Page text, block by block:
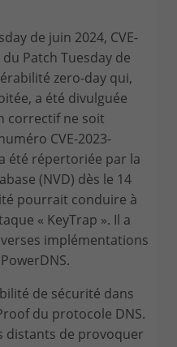
de juin 2024, CVE-
Patch Tuesday de
zero-day qui,
a été divulguée
correctif ne soit
CVE-2023-
été répertoriée par la
(NVD) dès le 14
pourrait conduire à
« KeyTrap ». Il a
implémentations
de sécurité dans
du protocole DNS.
distants de provoquer